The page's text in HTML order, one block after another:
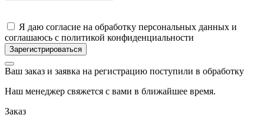
Я даю согласие на обработку персональных данных и
соглашаюсь с политикой конфиденциальности
Ваш заказ и заявка на регистрацию поступили в обработку
Наш менеджер свяжется с вами в ближайшее время.
Заказ